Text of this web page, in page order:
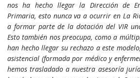
nos ha hecho llegar la Dirección de
Primaria, esto nunca va a ocurrir en La
a formar parte de la dotación del VIR
Esto también nos preocupa, como a
han hecho llegar su rechazo a este
asistencial (formada por médico y
hemos trasladado a nuestra asesoría